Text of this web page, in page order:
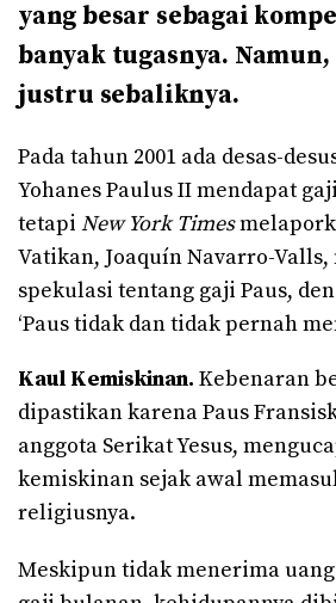
yang besar sebagai
banyak tugasnya.
justru sebaliknya.
Pada tahun 2001 ada desas-
Yohanes Paulus II mendapat
tetapi New York Times
Vatikan, Joaquín Navarro-
spekulasi tentang gaji Paus,
‘Paus tidak dan tidak pernah
Kaul Kemiskinan. Kebenaran
dipastikan karena Paus
anggota Serikat Yesus,
kemiskinan sejak awal
religiusnya.
Meskipun tidak menerima